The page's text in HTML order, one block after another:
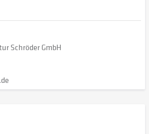
Schröder GmbH